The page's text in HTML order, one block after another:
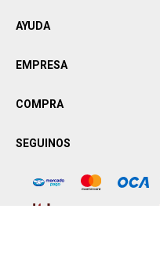
AYUDA
EMPRESA
COMPRA
SEGUINOS